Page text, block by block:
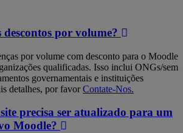
por volume?
por volume com desconto para o Moodle
qualificadas. Isso inclui ONGs/sem
governamentais e instituições
detalhes, por favorContate-Nos.
precisa ser atualizado para um
Moodle?